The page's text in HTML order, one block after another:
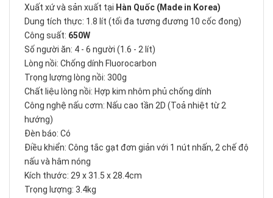
Xuất xứ và sản xuất tại Hàn Quốc (Made in Korea)
Dung tích thực: 1.8 lít (tối đa tương đương 10 cốc đong)
Công suất: 650W
Số người ăn: 4 - 6 người (1.6 - 2 lít)
Lòng nồi: Chống dính Fluorocarbon
Trọng lượng lòng nồi: 300g
Chất liệu lòng nồi: Hợp kim nhôm phủ chống dính
Công nghệ nấu cơm: Nấu cao tần 2D (Toả nhiệt từ 2
hướng)
Đèn báo: Có
Điều khiển: Công tắc gạt đơn giản với 1 nút nhấn, 2 chế độ
nấu và hâm nóng
Kích thước: 29 x 31.5 x 28.4cm
Trọng lượng: 3.4kg